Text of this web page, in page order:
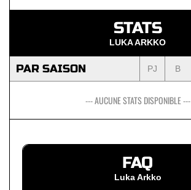
STATS
LUKA ARKKO
PAR SAISON PJ B
--- AUCUNE STATS DISPONIBLE ---
FAQ
Luka Arkko